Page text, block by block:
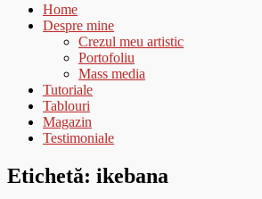
Home
Despre mine
Crezul meu artistic
Portofoliu
Mass media
Tutoriale
Tablouri
Magazin
Testimoniale
Etichetă: ikebana